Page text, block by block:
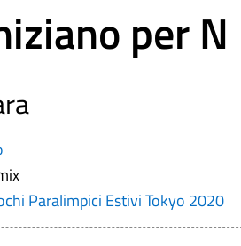
per N
Paralimpici Estivi Tokyo 2020